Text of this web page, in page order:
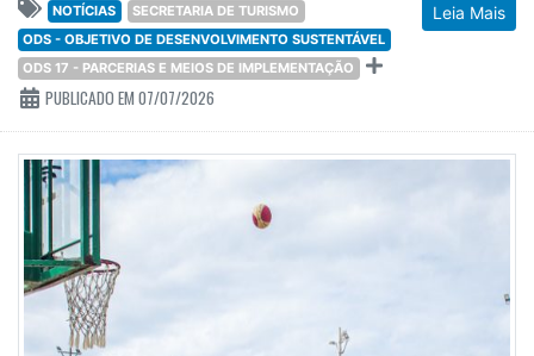
Leia Mais
NOTÍCIAS
SECRETARIA DE TURISMO
ODS - OBJETIVO DE DESENVOLVIMENTO SUSTENTÁVEL
ODS 17 - PARCERIAS E MEIOS DE IMPLEMENTAÇÃO
PUBLICADO EM 07/07/2026